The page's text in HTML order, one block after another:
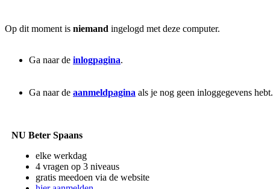
Op dit moment is niemand ingelogd met deze computer.
Ga naar de inlogpagina.
Ga naar de aanmeldpagina als je nog geen inloggegevens hebt.
NU Beter Spaans
elke werkdag
4 vragen op 3 niveaus
gratis meedoen via de website